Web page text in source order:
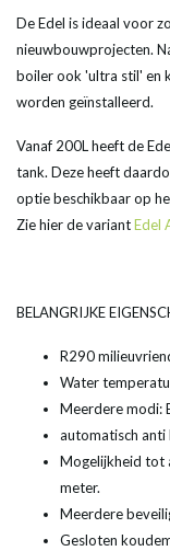
De Edel is ideaal voor
nieuwbouwprojecten.
boiler ook 'ultra stil' en
worden geïnstalleerd.
Vanaf 200L heeft de
tank. Deze heeft
optie beschikbaar op
Zie hier de variantEdel
BELANGRIJKE
R290
Water
Meerdere modi:
automatisch anti
Mogelijkheid tot
meter.
Meerdere
Gesloten